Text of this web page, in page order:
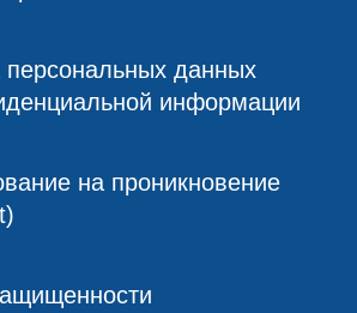
данных
информации
на проникновение